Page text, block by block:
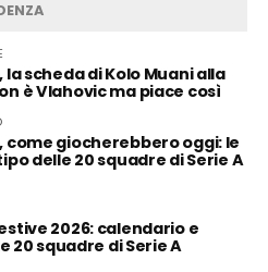
scheda di Kolo Muani alla
è Vlahovic ma piace così
come giocherebbero oggi: le
delle 20 squadre di Serie A
2026: calendario e
20 squadre di Serie A